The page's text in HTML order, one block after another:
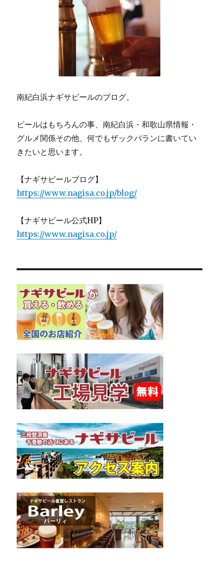
南紀白浜ナギサビールのブログ。
ビールはもちろんの事、南紀白浜・和歌山県情報・
グルメ関係その他、何でもザックバランに書いてい
きたいと思います。
【ナギサビールブログ】
https://www.nagisa.co.jp/blog/
【ナギサビール公式HP】
https://www.nagisa.co.jp/